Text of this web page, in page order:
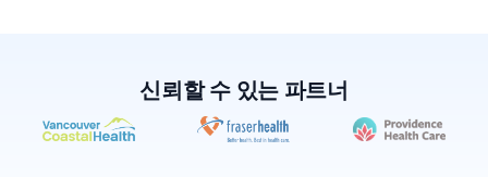
신뢰할 수 있는 파트너
✕